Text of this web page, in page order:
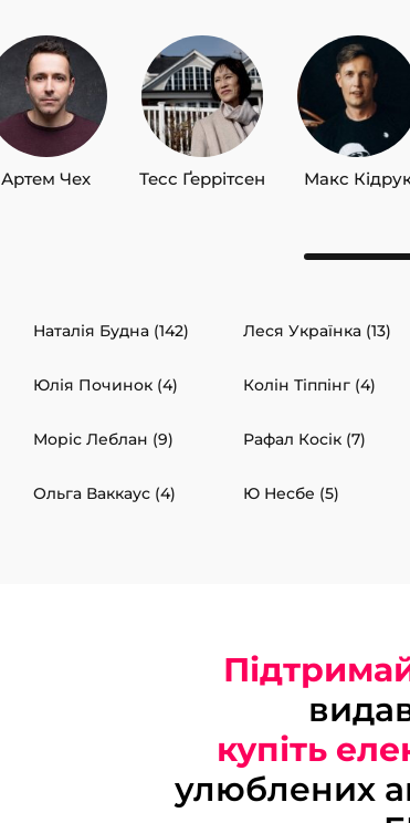
Артем Чех Тесс Ґеррітсен Макс
Наталія Будна (142) Леся Українка (13)
Юлія Починок (4) Колін Тіппінг (4)
Моріс Леблан (9) Рафал Косік (7)
Ольга Ваккаус (4) Ю Несбе (5)
купіть
улюблених